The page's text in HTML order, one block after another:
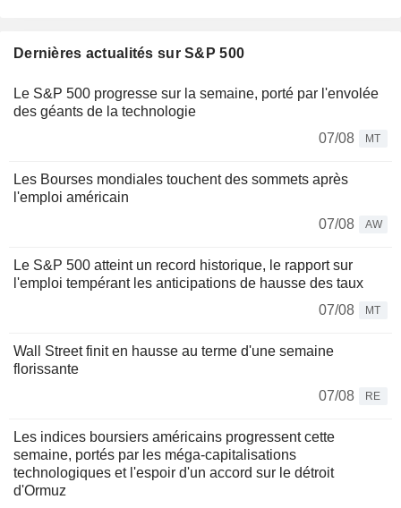
Dernières actualités sur S&P 500
Le S&P 500 progresse sur la semaine, porté par l'envolée
des géants de la technologie
07/08
MT
Les Bourses mondiales touchent des sommets après
l'emploi américain
07/08
AW
Le S&P 500 atteint un record historique, le rapport sur
l'emploi tempérant les anticipations de hausse des taux
07/08
MT
Wall Street finit en hausse au terme d'une semaine
florissante
07/08
RE
Les indices boursiers américains progressent cette
semaine, portés par les méga-capitalisations
technologiques et l'espoir d'un accord sur le détroit
d'Ormuz